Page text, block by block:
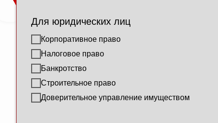
Для юридических лиц
Корпоративное право
Налоговое право
Банкротство
Строительное право
Доверительное управление имуществом